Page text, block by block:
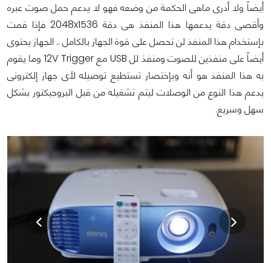
أيضاً ولا أدرى ماهى الحكمة من وضعه فهو لا يدعم حمل صوت عبره
وأقصى دقة يدعمها هذا المنفذ هى دقة 2048x1536 فإذا قمت
بإستخدام هذا المنفذ لن تحصل على قوة الجهاز بالكامل .. الجهاز يحتوى
أيضاً على منفذين للصوت ومنفذ لل USB مع 12V Trigger وما يقوم
به هذا المنفذ هو أنه وبإختصار تستطيع توصيله لأى جهاز إلكترونى
يدعم هذا النوع من الوصلات ليتم تشغيله من قبل البروجيكتور بشكل
سهل وسريع.